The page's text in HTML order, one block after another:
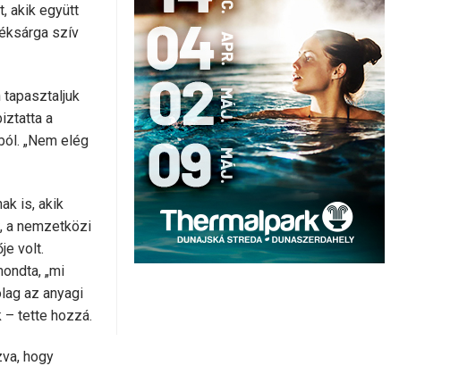
akik együtt
szív
tapasztaljuk
a
„Nem elég
is, akik
a nemzetközi
volt.
„mi
az anyagi
– tette hozzá.
hogy